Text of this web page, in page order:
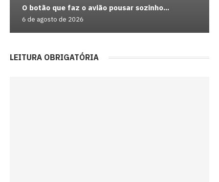
O botão que faz o avião pousar sozinho...
6 de agosto de 2026
LEITURA OBRIGATÓRIA